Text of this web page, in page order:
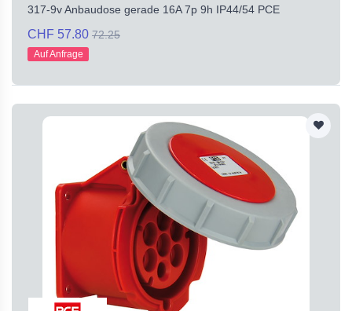
317-9v Anbaudose gerade 16A 7p 9h IP44/54 PCE
CHF 57.80 72.25
Auf Anfrage